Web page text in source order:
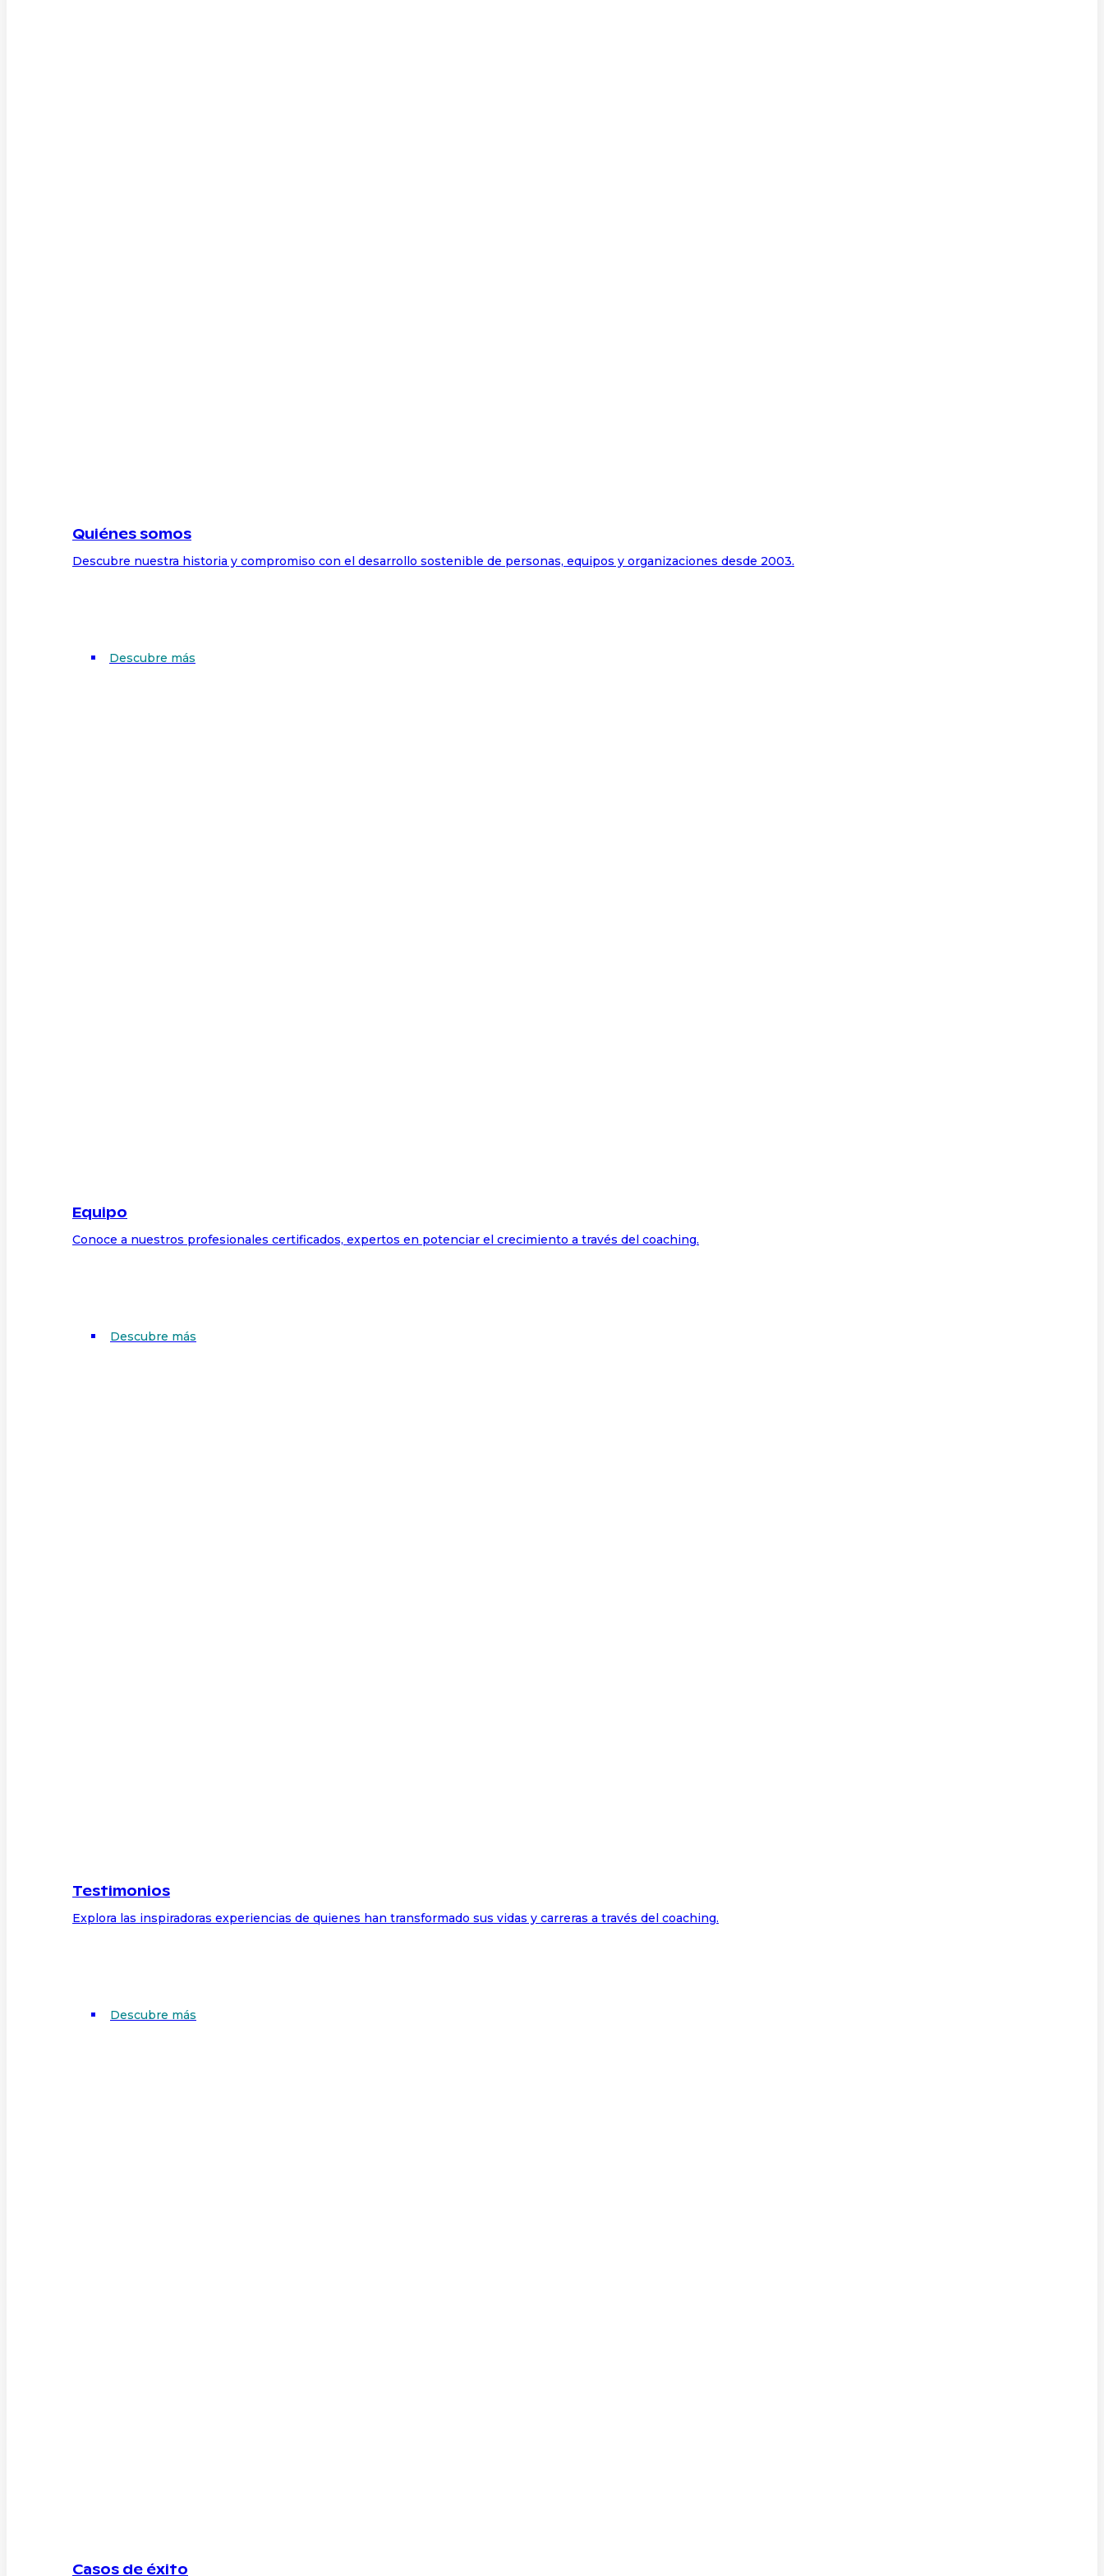
Quiénes somos
Descubre nuestra historia y compromiso con el desarrollo sostenible de personas, equipos y organizaciones desde 2003.
Descubre más
Equipo
Conoce a nuestros profesionales certificados, expertos en potenciar el crecimiento a través del coaching.
Descubre más
Testimonios
Explora las inspiradoras experiencias de quienes han transformado sus vidas y carreras a través del coaching.
Descubre más
Casos de éxito